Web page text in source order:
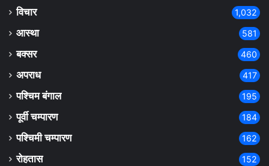
विचार 1,032
आस्था 581
बक्सर 460
अपराध 417
पश्चिम बंगाल 195
पूर्वी चम्पारण 184
पश्चिमी चम्पारण 162
रोहतास 152